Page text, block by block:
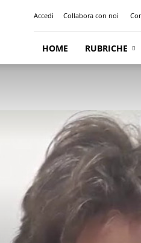
Accedi Collabora con noi
HOME RUBRICHE